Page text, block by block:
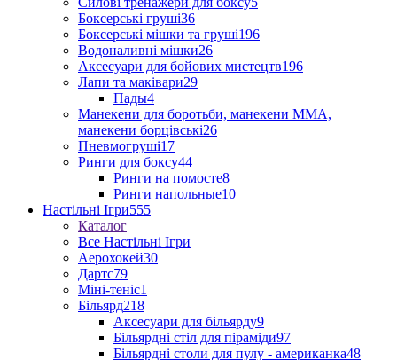
Боксерські груші36
Боксерські мішки та груші196
Водоналивні мішки26
Аксесуари для бойових мистецтв196
Лапи та маківари29
Пады4
Манекени для боротьби, манекени ММА,
манекени борцівські26
Пневмогруші17
Ринги для боксу44
Ринги на помосте8
Ринги напольные10
Настільні Ігри555
Каталог
Все Настільні Ігри
Аерохокей30
Дартс79
Міні-теніс1
Більярд218
Аксесуари для більярду9
Більярдні стіл для піраміди97
Більярдні столи для пулу - американка48